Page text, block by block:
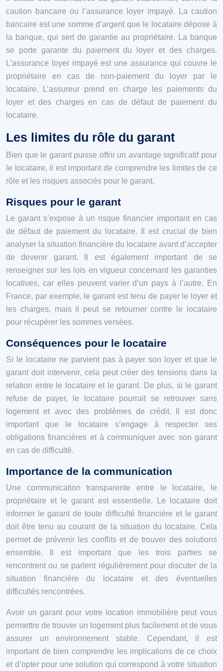
caution bancaire ou l’assurance loyer impayé. La caution
bancaire est une somme d’argent que le locataire dépose à
la banque, qui sert de garantie au propriétaire. La banque
se porte garante du paiement du loyer et des charges.
L’assurance loyer impayé est une assurance qui couvre le
propriétaire en cas de non-paiement du loyer par le
locataire. L’assureur prend en charge les paiements du
loyer et des charges en cas de défaut de paiement du
locataire.
Les limites du rôle du garant
Bien que le garant puisse offrir un avantage significatif pour
le locataire, il est important de comprendre les limites de ce
rôle et les risques associés pour le garant.
Risques pour le garant
Le garant s’expose à un risque financier important en cas
de défaut de paiement du locataire. Il est crucial de bien
analyser la situation financière du locataire avant d’accepter
de devenir garant. Il est également important de se
renseigner sur les lois en vigueur concernant les garanties
locatives, car elles peuvent varier d’un pays à l’autre. En
France, par exemple, le garant est tenu de payer le loyer et
les charges, mais il peut se retourner contre le locataire
pour récupérer les sommes versées.
Conséquences pour le locataire
Si le locataire ne parvient pas à payer son loyer et que le
garant doit intervenir, cela peut créer des tensions dans la
relation entre le locataire et le garant. De plus, si le garant
refuse de payer, le locataire pourrait se retrouver sans
logement et avec des problèmes de crédit. Il est donc
important que le locataire s’engage à respecter ses
obligations financières et à communiquer avec son garant
en cas de difficulté.
Importance de la communication
Une communication transparente entre le locataire, le
propriétaire et le garant est essentielle. Le locataire doit
informer le garant de toute difficulté financière et le garant
doit être tenu au courant de la situation du locataire. Cela
permet de prévenir les conflits et de trouver des solutions
ensemble. Il est important que les trois parties se
rencontrent ou se parlent régulièrement pour discuter de la
situation financière du locataire et des éventuelles
difficultés rencontrées.
Avoir un garant pour votre location immobilière peut vous
permettre de trouver un logement plus facilement et de vous
assurer un environnement stable. Cependant, il est
important de bien comprendre les implications de ce choix
et d’opter pour une solution qui correspond à votre situation